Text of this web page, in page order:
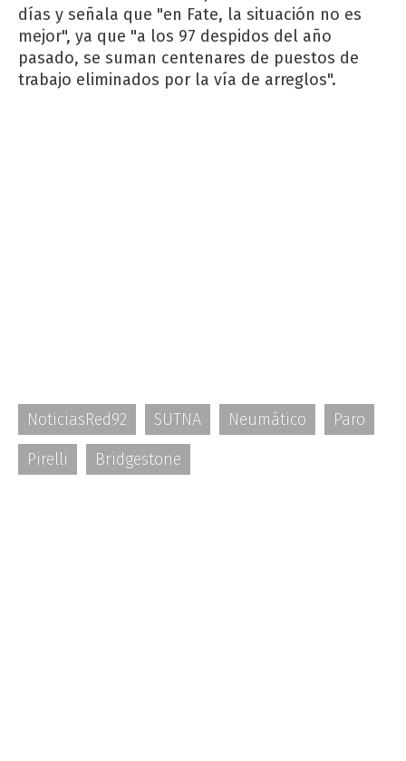
días y señala que "en Fate, la situación no es
mejor", ya que "a los 97 despidos del año
pasado, se suman centenares de puestos de
trabajo eliminados por la vía de arreglos".
NoticiasRed92 SUTNA Neumático
Paro
Pirelli
Bridgestone